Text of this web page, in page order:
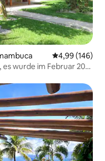
4,99 (146)
wurde im Februar 2017